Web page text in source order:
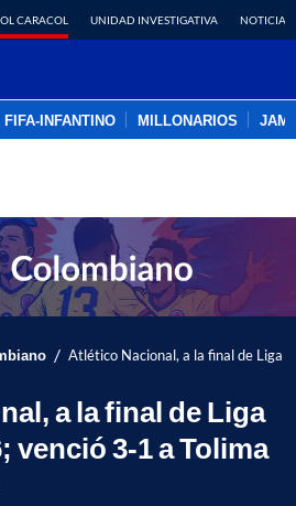
CARACOL UNIDAD INVESTIGATIVA NOTICIAS
FIFA-INFANTINO MILLONARIOS
/ Atlético Nacional, a la final de Liga
a la final de Liga
venció 3-1 a Tolima